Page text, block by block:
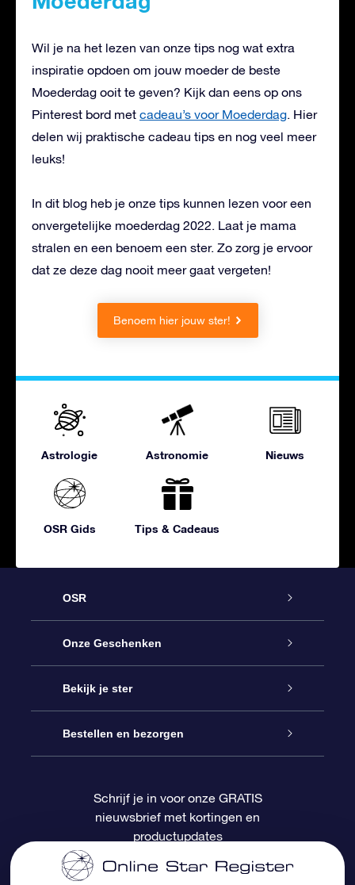
Wil je na het lezen van onze tips nog wat extra
inspiratie opdoen om jouw moeder de beste
Moederdag ooit te geven? Kijk dan eens op ons
Pinterest bord met cadeau’s voor Moederdag. Hier
delen wij praktische cadeau tips en nog veel meer
leuks!
In dit blog heb je onze tips kunnen lezen voor een
onvergetelijke moederdag 2022. Laat je mama
stralen en een benoem een ster. Zo zorg je ervoor
dat ze deze dag nooit meer gaat vergeten!
Benoem hier jouw ster!
Astrologie Astronomie Nieuws
OSR Gids Tips & Cadeaus
OSR
Service
Contact
Blog
OSR Recensies
Onze Geschenken
Online Star Gift
OSR Cadeaupakket
OSR Cadeaukaart
Relatiegeschenken
Bekijk je ster
Sterrenregister
Gepersonaliseerde sterrenpagina
One Million Stars
Bestellen en bezorgen
Betalingsinformatie
Verzendinformatie
Schrijf je in voor onze GRATIS
nieuwsbrief met kortingen en
productupdates